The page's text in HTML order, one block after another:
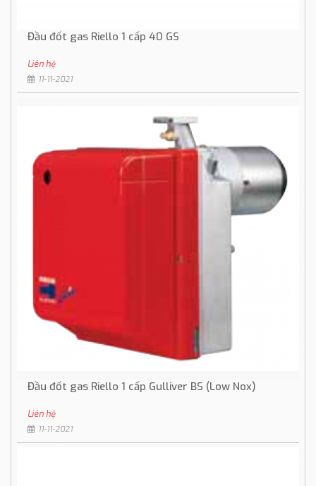
Đầu đốt gas Riello 1 cấp 40 GS
Liên hệ
11-11-2021
Đầu đốt gas Riello 1 cấp Gulliver BS (Low Nox)
Liên hệ
11-11-2021